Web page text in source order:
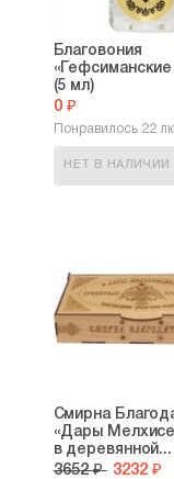
Благовония
(5 мл)
0 ₽
Понравилось 22
НЕТ В НАЛИЧИИ
Смирна
«Дары
в деревянной...
3652 ₽ 3232 ₽